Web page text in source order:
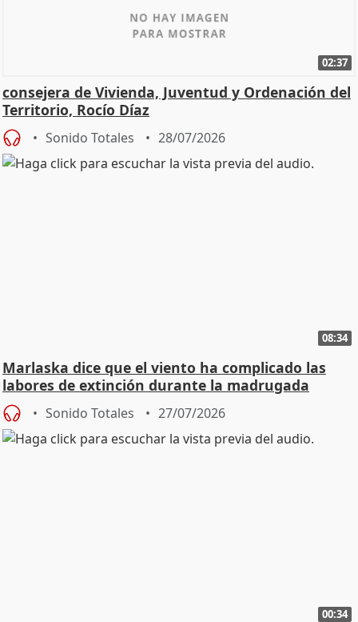
02:37
consejera de Vivienda, Juventud y Ordenación del
Territorio, Rocío Díaz
Sonido Totales 28/07/2026
08:34
Marlaska dice que el viento ha complicado las
labores de extinción durante la madrugada
Sonido Totales 27/07/2026
00:34